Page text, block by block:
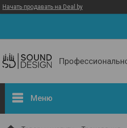
Начать продавать на Deal.by
Меню